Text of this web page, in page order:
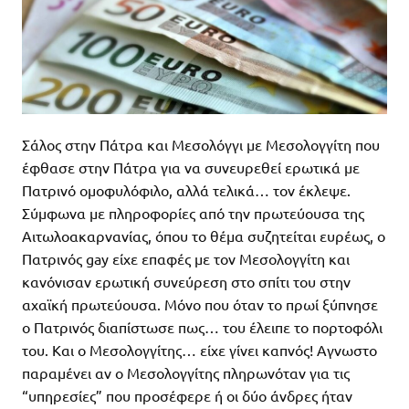
Σάλος στην Πάτρα και Μεσολόγγι με Μεσολογγίτη που
έφθασε στην Πάτρα για να συνευρεθεί ερωτικά με
Πατρινό ομοφυλόφιλο, αλλά τελικά… τον έκλεψε.
Σύμφωνα με πληροφορίες από την πρωτεύουσα της
Αιτωλοακαρνανίας, όπου το θέμα συζητείται ευρέως, ο
Πατρινός gay είχε επαφές με τον Μεσολογγίτη και
κανόνισαν ερωτική συνεύρεση στο σπίτι του στην
αχαϊκή πρωτεύουσα. Μόνο που όταν το πρωί ξύπνησε
ο Πατρινός διαπίστωσε πως… του έλειπε το πορτοφόλι
του. Και ο Μεσολογγίτης… είχε γίνει καπνός! Αγνωστο
παραμένει αν ο Μεσολογγίτης πληρωνόταν για τις
“υπηρεσίες” που προσέφερε ή οι δύο άνδρες ήταν